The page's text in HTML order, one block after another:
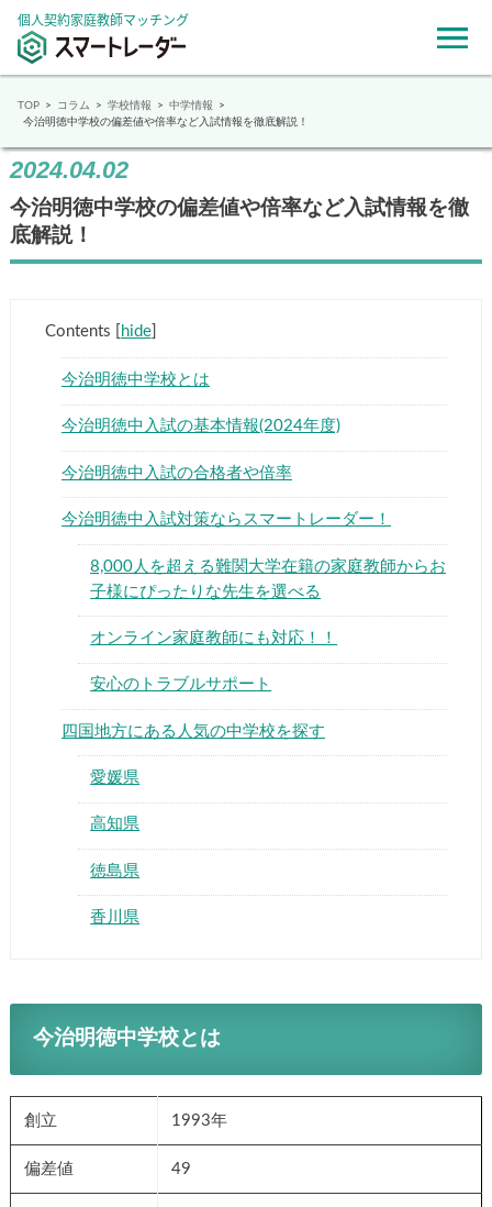
個人契約家庭教師マッチング
▶
TOP コラム 学校情報
中学情報
今治明徳中学校の偏差値や倍率など入試情報を徹底解説！
2024.04.02
今治明徳中学校の偏差値や倍率など入試情報を徹
底解説！
Contents hide]
今治明徳中学校とは
今治明徳中入試の基本情報(2024年度)
今治明徳中入試の合格者や倍率
今治明徳中入試対策ならスマートレーダー！
8,000人を超える難関大学在籍の家庭教師からお
子様にぴったりな先生を選べる
オンライン家庭教師にも対応！！
安心のトラブルサポート
四国地方にある人気の中学校を探す
愛媛県
高知県
徳島県
香川県
今治明徳中学校とは
創立 1993年
偏差値 49